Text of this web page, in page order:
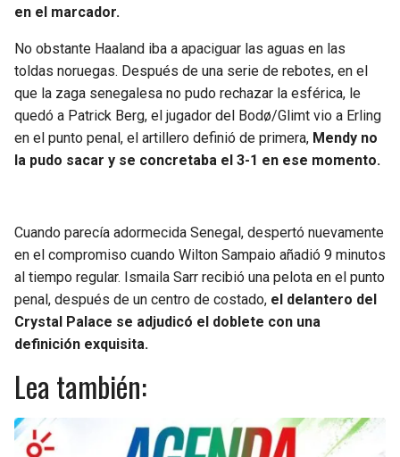
en el marcador.
No obstante Haaland iba a apaciguar las aguas en las
toldas noruegas. Después de una serie de rebotes, en el
que la zaga senegalesa no pudo rechazar la esférica, le
quedó a Patrick Berg, el jugador del Bodø/Glimt vio a Erling
en el punto penal, el artillero definió de primera, Mendy no
la pudo sacar y se concretaba el 3-1 en ese momento.
Cuando parecía adormecida Senegal, despertó nuevamente
en el compromiso cuando Wilton Sampaio añadió 9 minutos
al tiempo regular. Ismaila Sarr recibió una pelota en el punto
penal, después de un centro de costado, el delantero del
Crystal Palace se adjudicó el doblete con una
definición exquisita.
Lea también: